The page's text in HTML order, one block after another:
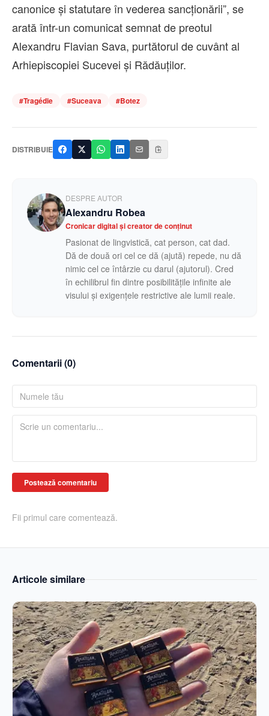
canonice și statutare în vederea sancționării”, se
arată într-un comunicat semnat de preotul
Alexandru Flavian Sava, purtătorul de cuvânt al
Arhiepiscopiei Sucevei și Rădăuților.
#Tragédie #Suceava #Botez
DISTRIBUIE
DESPRE AUTOR
Alexandru Robea
Cronicar digital și creator de conținut
Pasionat de lingvistică, cat person, cat dad.
Dă de două ori cel ce dă (ajută) repede, nu dă
nimic cel ce întârzie cu darul (ajutorul). Cred
în echilibrul fin dintre posibilitățile infinite ale
visului și exigențele restrictive ale lumii reale.
Comentarii (0)
Postează comentariu
Fii primul care comentează.
Articole similare